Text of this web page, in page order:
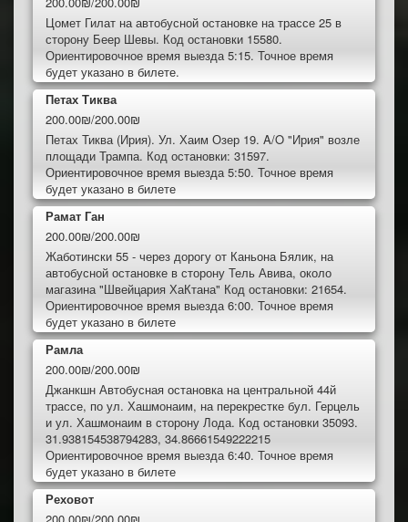
Цомет Гилат на автобусной остановке на трассе 25 в
сторону Беер Шевы. Код остановки 15580.
Ориентировочное время выезда 5:15. Точное время
будет указано в билете.
Петах Тиква
200.00₪/200.00₪
Петах Тиква (Ирия). Ул. Хаим Озер 19. A/O "Ирия" возле
площади Трампа. Код остановки: 31597.
Ориентировочное время выезда 5:50. Точное время
будет указано в билете
Рамат Ган
200.00₪/200.00₪
Жаботински 55 - через дорогу от Каньона Бялик, на
автобусной остановке в сторону Тель Авива, около
магазина "Швейцария ХаКтана" Код остановки: 21654.
Ориентировочное время выезда 6:00. Точное время
будет указано в билете
Рамла
200.00₪/200.00₪
Джанкшн Автобусная остановка на центральной 44й
трассе, по ул. Хашмонаим, на перекрестке бул. Герцель
и ул. Хашмонаим в сторону Лода. Код остановки 35093.
31.938154538794283, 34.86661549222215
Ориентировочное время выезда 6:40. Точное время
будет указано в билете
Реховот